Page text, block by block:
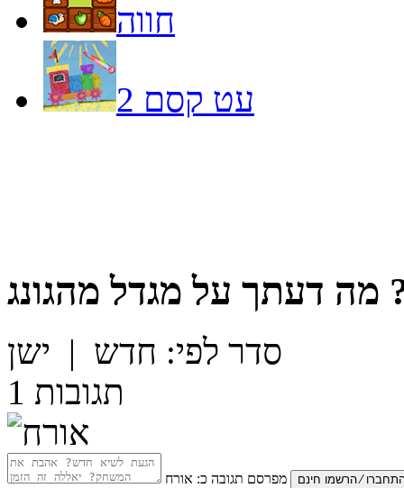
חווה
עט קסם 2
מה דעתך על מגדל מהגונג
סדר לפי: חדש | ישן
1 תגובות
מפרסם תגובה כ: אורח